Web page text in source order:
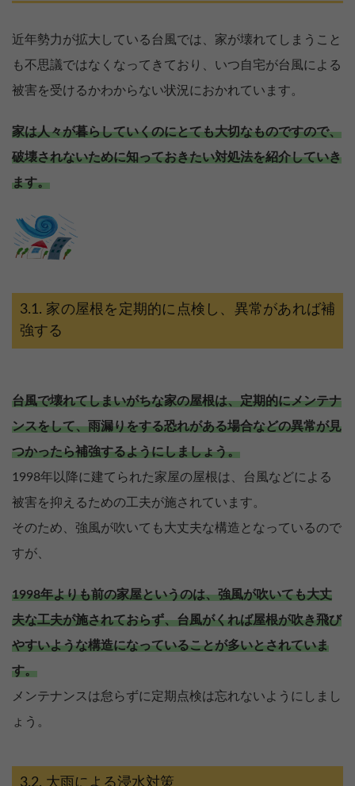
近年勢力が拡大している台風では、家が壊れてしまうこと
も不思議ではなくなってきており、いつ自宅が台風による
被害を受けるかわからない状況におかれています。
家は人々が暮らしていくのにとても大切なものですので、
破壊されないために知っておきたい対処法を紹介していき
ます。
家の屋根を定期的に点検し、異常があれば補
強する
台風で壊れてしまいがちな家の屋根は、定期的にメンテナ
ンスをして、雨漏りをする恐れがある場合などの異常が見
つかったら補強するようにしましょう。
1998年以降に建てられた家屋の屋根は、台風などによる
被害を抑えるための工夫が施されています。
そのため、強風が吹いても大丈夫な構造となっているので
すが、
1998年よりも前の家屋というのは、強風が吹いても大丈
夫な工夫が施されておらず、台風がくれば屋根が吹き飛び
やすいような構造になっていることが多いとされていま
す。
メンテナンスは怠らずに定期点検は忘れないようにしまし
ょう。
大雨による浸水対策